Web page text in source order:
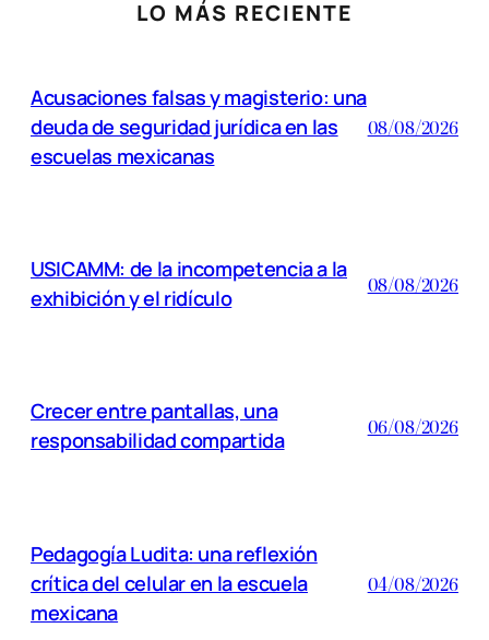
LO MÁS RECIENTE
Acusaciones falsas y magisterio: una
deuda de seguridad jurídica en las
escuelas mexicanas
08/08/2026
USICAMM: de la incompetencia a la
exhibición y el ridículo
08/08/2026
Crecer entre pantallas, una
responsabilidad compartida
06/08/2026
Pedagogía Ludita: una reflexión
crítica del celular en la escuela
mexicana
04/08/2026